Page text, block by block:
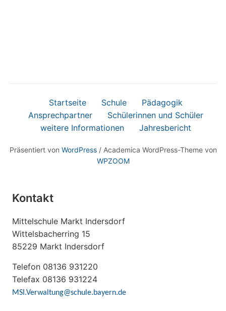
Startseite Schule
Pädagogik
Ansprechpartner
Schülerinnen und Schüler
weitere Informationen
Jahresbericht
Präsentiert von WordPress/ Academica WordPress-Theme von
WPZOOM
Kontakt
Mittelschule Markt Indersdorf
Wittelsbacherring 15
85229 Markt Indersdorf
Telefon 08136 931220
Telefax 08136 931224
MSI.Verwaltung@schule.bayern.de